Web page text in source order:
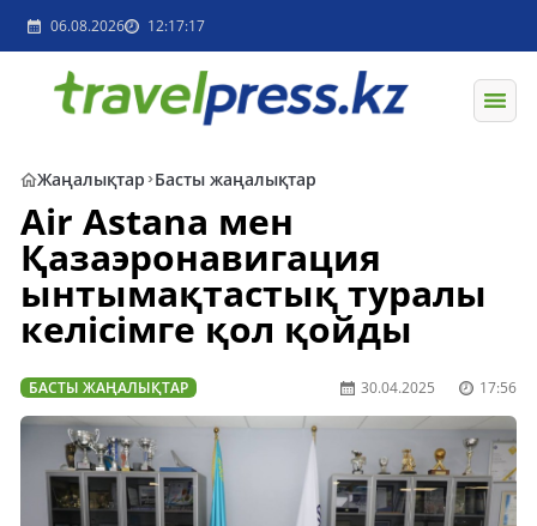
06.08.2026 12:17:17
Жаңалықтар Басты жаңалықтар
Air Astana мен
Қазаэронавигация
ынтымақтастық туралы
келісімге қол қойды
БАСТЫ ЖАҢАЛЫҚТАР 30.04.2025 17:56